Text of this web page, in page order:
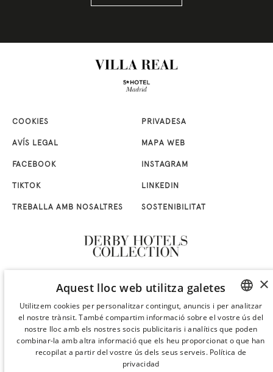
COOKIES PRIVADESA
AVÍS LEGAL MAPA WEB
FACEBOOK INSTAGRAM
TIKTOK LINKEDIN
TREBALLA AMB NOSALTRES SOSTENIBILITAT
SPANISH
ENGLISH
×
Aquest lloc web utilitza galetes
Utilitzem cookies per personalitzar contingut, anuncis i per analitzar
el nostre trànsit. També compartim informació sobre el vostre ús del
nostre lloc amb els nostres socis publicitaris i analítics que poden
combinar-la amb altra informació que els heu proporcionat o que han
recopilat a partir del vostre ús dels seus serveis. Política de
privacidad